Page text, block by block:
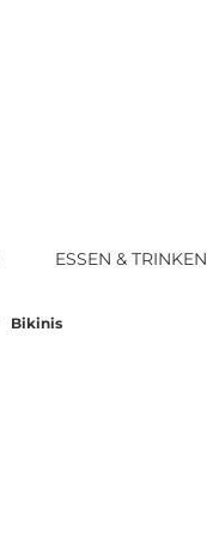
ESSEN & TRINKEN
Bikinis